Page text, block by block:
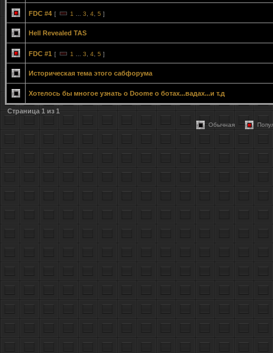
FDC #4 [ 1 3 4 5 ]
Hell Revealed TAS
FDC #1 [ 1 3 4 5 ]
Историческая тема этого сабфорума
Хотелось бы многое узнать о Doome о ботах...вадах...и т.д
Страница 1 из 1
Обычная